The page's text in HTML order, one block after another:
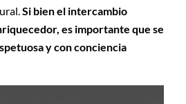
Si bien el intercambio
es importante que se
y con conciencia